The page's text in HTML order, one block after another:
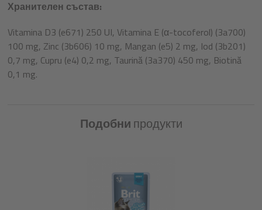
Хранителен състав:
Vitamina D3 (e671) 250 UI, Vitamina E (α-tocoferol) (3a700)
100 mg, Zinc (3b606) 10 mg, Mangan (e5) 2 mg, Iod (3b201)
0,7 mg, Cupru (e4) 0,2 mg, Taurină (3a370) 450 mg, Biotină
0,1 mg.
Подобнипродукти